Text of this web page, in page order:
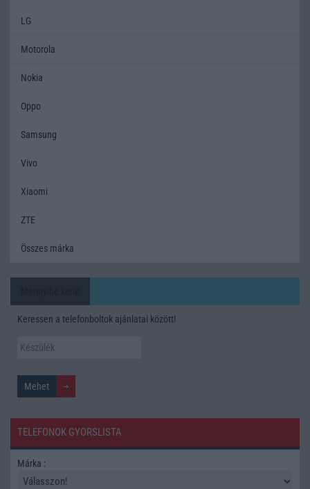
LG
Motorola
Nokia
Oppo
Samsung
Vivo
Xiaomi
ZTE
Összes márka
Keressen a telefonboltok ajánlatai között!
TELEFONOK GYORSLISTA
Márka :